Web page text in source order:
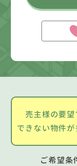
売主様の要
できない物件
ご希望条